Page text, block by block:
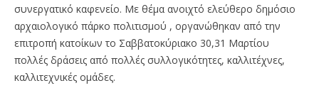
συνεργατικό καφενείο. Με θέμα ανοιχτό ελεύθερο δημόσιο
αρχαιολογικό πάρκο πολιτισμού , οργανώθηκαν από την
επιτροπή κατοίκων το Σαββατοκύριακο 30,31 Μαρτίου
πολλές δράσεις από πολλές συλλογικότητες, καλλιτέχνες,
καλλιτεχνικές ομάδες.